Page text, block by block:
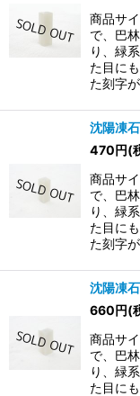
商品サ
で、巴
り、緑
た目に
た刻字
沈陽凍
470円(
商品サ
で、巴
り、緑
た目に
た刻字
沈陽凍
660円(
商品サ
で、巴
り、緑
た目に